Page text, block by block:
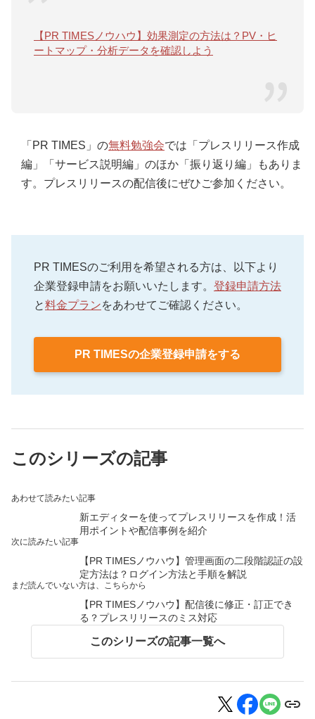
【PR TIMESノウハウ】効果測定の方法は？PV・ヒ
ートマップ・分析データを確認しよう
「PR TIMES」の無料勉強会では「プレスリリース作成
編」「サービス説明編」のほか「振り返り編」もありま
す。プレスリリースの配信後にぜひご参加ください。
PR TIMESのご利用を希望される方は、以下より
企業登録申請をお願いいたします。 登録申請方法
と料金プランをあわせてご確認ください。
PR TIMESの企業登録申請をする
このシリーズの記事
あわせて読みたい記事
新エディターを使ってプレスリリースを作成！活
用ポイントや配信事例を紹介
次に読みたい記事
【PR TIMESノウハウ】管理画面の二段階認証の設
定方法は？ログイン方法と手順を解説
まだ読んでいない方は、こちらから
【PR TIMESノウハウ】配信後に修正・訂正でき
る？プレスリリースのミス対応
このシリーズの記事一覧へ